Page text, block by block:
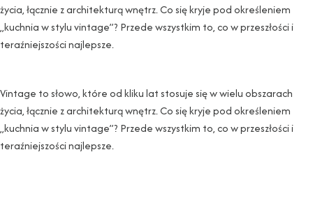
życia, łącznie z architekturą wnętrz. Co się kryje pod określeniem
„kuchnia w stylu vintage”? Przede wszystkim to, co w przeszłości i
teraźniejszości najlepsze.
Vintage to słowo, które od kliku lat stosuje się w wielu obszarach
życia, łącznie z architekturą wnętrz. Co się kryje pod określeniem
„kuchnia w stylu vintage”? Przede wszystkim to, co w przeszłości i
teraźniejszości najlepsze.